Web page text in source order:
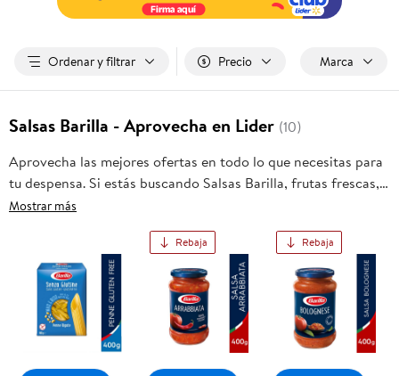
Ordenar y filtrar Precio Marca
Salsas Barilla - Aprovecha en Lider (10)
Aprovecha las mejores ofertas en todo lo que necesitas para
tu despensa. Si estás buscando Salsas Barilla, frutas frescas,
carnes, pan o productos para el hogar, aquí lo encuentras
domicilio o retiro en tienda, y haz que esta oportunidad sea
realmente conveniente para ti y tu familia.
Mostrar más
Rebaja Rebaja